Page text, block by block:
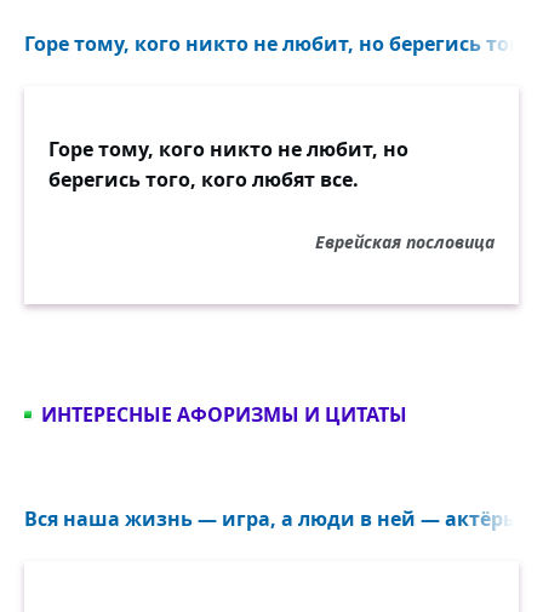
Горе тому, кого никто не любит, но берегись
Горе тому, кого никто не любит, но
берегись того, кого любят все.
Еврейская пословица
ИНТЕРЕСНЫЕ АФОРИЗМЫ И ЦИТАТЫ
Вся наша жизнь — игра, а люди в ней — актёры...